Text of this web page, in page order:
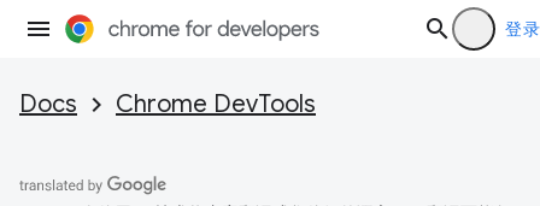
登录
Docs Chrome DevTools